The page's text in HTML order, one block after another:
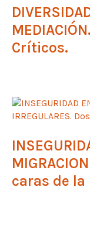
Críticos.
caras de